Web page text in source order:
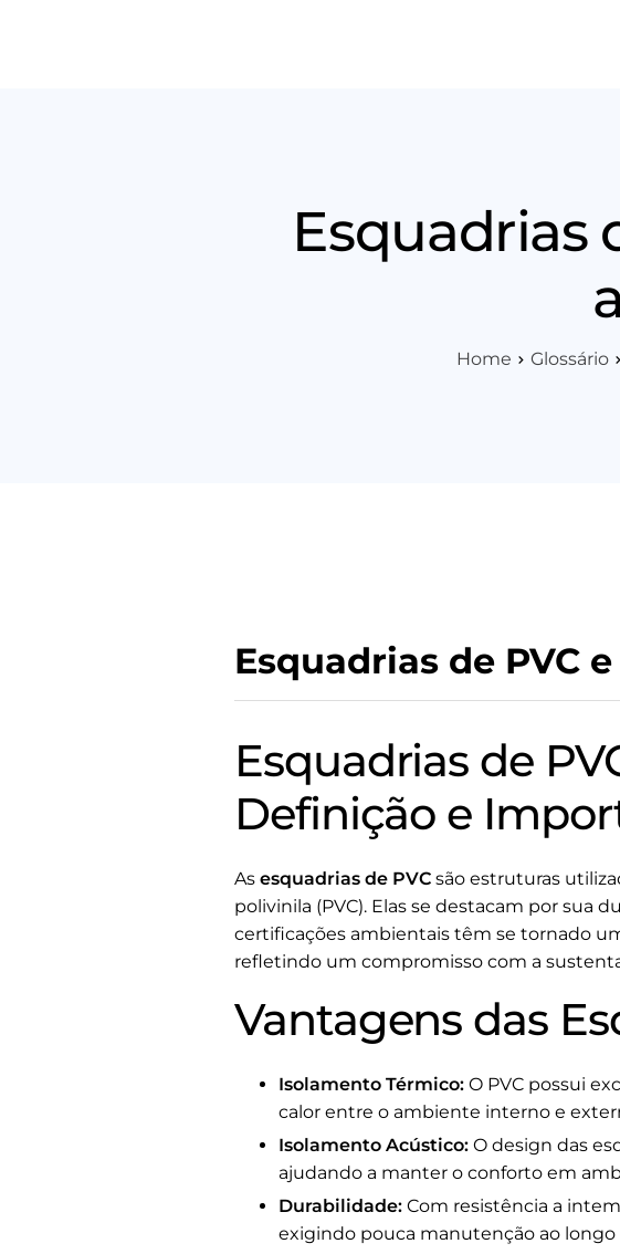
Esquadrias
Home Glossário
Esquadrias de PVC
Esquadrias de
Definição e
As esquadrias de PVC são estruturas
polivinila (PVC). Elas se destacam por sua
certificações ambientais têm se tornado
refletindo um compromisso com a
Vantagens das
Isolamento Térmico: O PVC possui
calor entre o ambiente interno e
Isolamento Acústico: O design das
ajudando a manter o conforto em
Durabilidade: Com resistência a
exigindo pouca manutenção ao